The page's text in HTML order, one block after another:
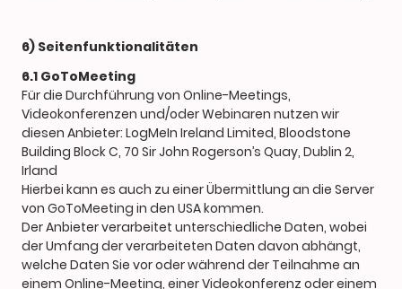
6) Seitenfunktionalitäten
6.1 GoToMeeting
Für die Durchführung von Online-Meetings,
Videokonferenzen und/oder Webinaren nutzen wir
diesen Anbieter: LogMeIn Ireland Limited, Bloodstone
Building Block C, 70 Sir John Rogerson’s Quay, Dublin 2,
Irland
Hierbei kann es auch zu einer Übermittlung an die Server
von GoToMeeting in den USA kommen.
Der Anbieter verarbeitet unterschiedliche Daten, wobei
der Umfang der verarbeiteten Daten davon abhängt,
welche Daten Sie vor oder während der Teilnahme an
einem Online-Meeting, einer Videokonferenz oder einem